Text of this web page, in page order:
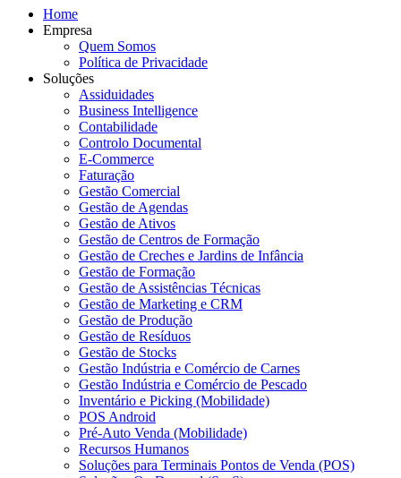
Home
Empresa
Quem Somos
Política de Privacidade
Soluções
Assiduidades
Business Intelligence
Contabilidade
Controlo Documental
E-Commerce
Faturação
Gestão Comercial
Gestão de Agendas
Gestão de Ativos
Gestão de Centros de Formação
Gestão de Creches e Jardins de Infância
Gestão de Formação
Gestão de Assistências Técnicas
Gestão de Marketing e CRM
Gestão de Produção
Gestão de Resíduos
Gestão de Stocks
Gestão Indústria e Comércio de Carnes
Gestão Indústria e Comércio de Pescado
Inventário e Picking (Mobilidade)
POS Android
Pré-Auto Venda (Mobilidade)
Recursos Humanos
Soluções para Terminais Pontos de Venda (POS)